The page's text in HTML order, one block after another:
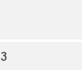
3